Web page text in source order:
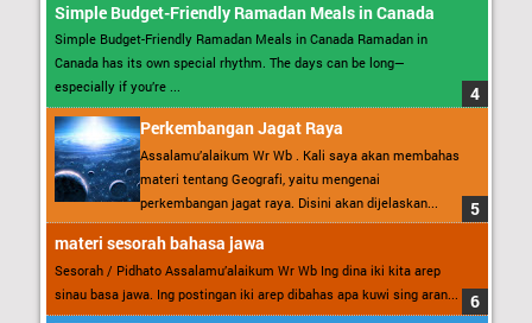
Simple Budget-Friendly Ramadan Meals in Canada
Simple Budget-Friendly Ramadan Meals in Canada Ramadan in
Canada has its own special rhythm. The days can be long—
especially if you’re ...
Perkembangan Jagat Raya
Assalamu’alaikum Wr Wb . Kali saya akan membahas
materi tentang Geografi, yaitu mengenai
perkembangan jagat raya. Disini akan dijelaskan...
materi sesorah bahasa jawa
Sesorah / Pidhato Assalamu’alaikum Wr Wb Ing dina iki kita arep
sinau basa jawa. Ing postingan iki arep dibahas apa kuwi sing aran...